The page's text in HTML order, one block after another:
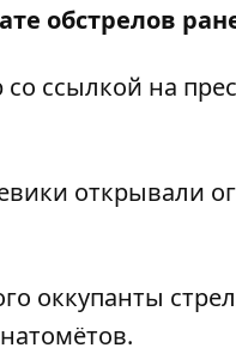
обстрелов
со ссылкой на
открывали
оккупанты